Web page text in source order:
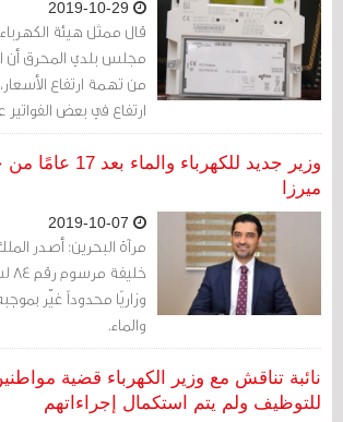
قال ممثل هيئة الكهرباء
مجلس بلدي المحرق أن
من تهمة ارتفاع
ارتفاع في بعض
التقديرات وحساب
وزير جديد
ميرزا
مرآة البحرين: أصدر
وزاريًا محدوداً غيّر
والماء.
نائبة تناقش مع وزير الكهرباء قضية
للتوظيف ولم يتم استكمال إجراءاتهم